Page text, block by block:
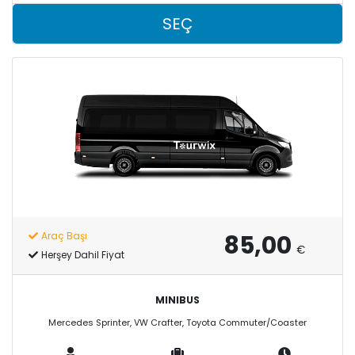
Antalya Havalimanı- Avsallar Transfer Hizmet
Antalya Havalimanı-Avsallar Transfer Tourwix bünyesinde
Ekonomi, Minivan, Minibüs, VIP Vito, MIDIBUS, VIP Minibüs, Otobüs,
Luxury ve Premium gibi her bütçeye uygun birçok araç seçeneği
bulunmaktadır. Fiyat farklılıkları araç sınıfı ve transfer
konumlarına göre değişiklik göstermektedir.
SEÇ
Araç Başı
Herşey Dahil Fiyat
85,00 €
MINIBUS
Mercedes Sprinter, VW Crafter, Toyota Commuter/Coaster